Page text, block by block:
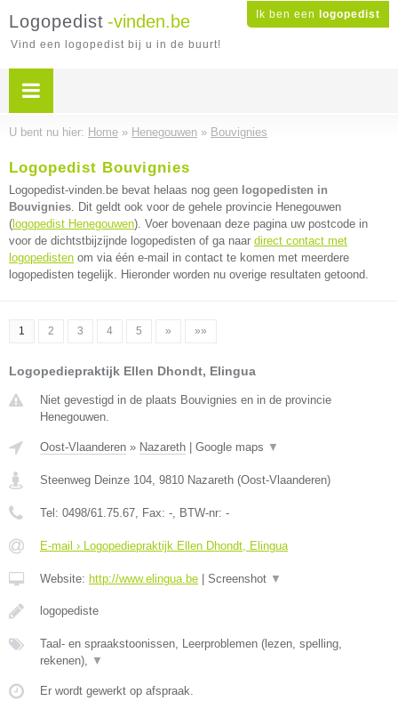
Ik ben een logopedist
Logopedist -vinden.be
Vind een logopedist bij u in de buurt!
U bent nu hier: Home » Henegouwen » Bouvignies
Logopedist Bouvignies
Logopedist-vinden.be bevat helaas nog geen logopedisten in
Bouvignies. Dit geldt ook voor de gehele provincie Henegouwen
( logopedist Henegouwen). Voer bovenaan deze pagina uw postcode in
voor de dichtstbijzijnde logopedisten of ga naar direct contact met
logopedisten om via één e-mail in contact te komen met meerdere
logopedisten tegelijk. Hieronder worden nu overige resultaten getoond.
1 2 3 4 5 » »»
Logopediepraktijk Ellen Dhondt, Elingua
Niet gevestigd in de plaats Bouvignies en in de provincie
Henegouwen.
Oost-Vlaanderen » Nazareth Google maps ▼
Steenweg Deinze 104, 9810 Nazareth (Oost-Vlaanderen)
Tel: 0498/61.75.67, Fax: -, BTW-nr: -
E-mail › Logopediepraktijk Ellen Dhondt, Elingua
Website: http://www.elingua.be Screenshot ▼
logopediste
Taal- en spraakstoonissen, Leerproblemen (lezen, spelling,
rekenen), ▼
Er wordt gewerkt op afspraak.